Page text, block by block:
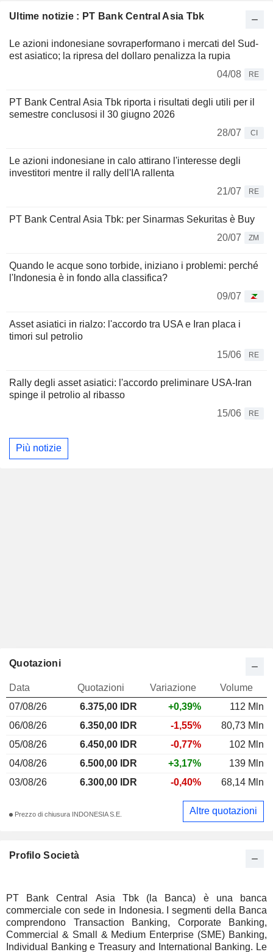
Ultime notizie : PT Bank Central Asia Tbk
Le azioni indonesiane sovraperformano i mercati del Sud-
est asiatico; la ripresa del dollaro penalizza la rupia
04/08
RE
PT Bank Central Asia Tbk riporta i risultati degli utili per il
semestre conclusosi il 30 giugno 2026
28/07
CI
Le azioni indonesiane in calo attirano l'interesse degli
investitori mentre il rally dell'IA rallenta
21/07
RE
PT Bank Central Asia Tbk: per Sinarmas Sekuritas è Buy
20/07
ZM
Quando le acque sono torbide, iniziano i problemi: perché
l'Indonesia è in fondo alla classifica?
09/07
Asset asiatici in rialzo: l'accordo tra USA e Iran placa i
timori sul petrolio
15/06
RE
Rally degli asset asiatici: l'accordo preliminare USA-Iran
spinge il petrolio al ribasso
15/06
RE
Più notizie
Profilo Società
PT Bank Central Asia Tbk (la Banca) è una banca
commerciale con sede in Indonesia. I segmenti della Banca
comprendono Transaction Banking, Corporate Banking,
Commercial & Small & Medium Enterprise (SME) Banking,
Individual Banking e Treasury and International Banking. Le
Quotazioni
Data Quotazioni Variazione
Volume
07/08/26
6.375,00 IDR +0,39%
112 Mln
06/08/26
6.350,00 IDR -1,55%
80,73 Mln
05/08/26
6.450,00 IDR -0,77%
102 Mln
04/08/26
6.500,00 IDR +3,17%
139 Mln
03/08/26
6.300,00 IDR -0,40% 68,14 Mln
Prezzo di chiusura INDONESIA S.E. Altre quotazioni